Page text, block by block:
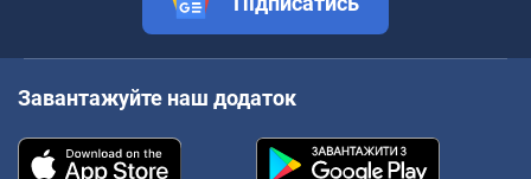
Завантажуйте наш додаток